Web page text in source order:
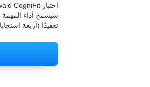
سيسمح أداء
تعقيدًا (أربعة